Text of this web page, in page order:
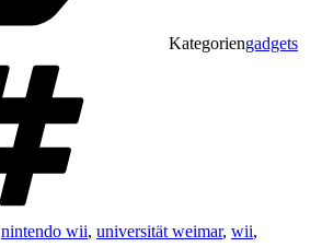
Kategoriengadgets
nintendo wii, universität weimar, wii,